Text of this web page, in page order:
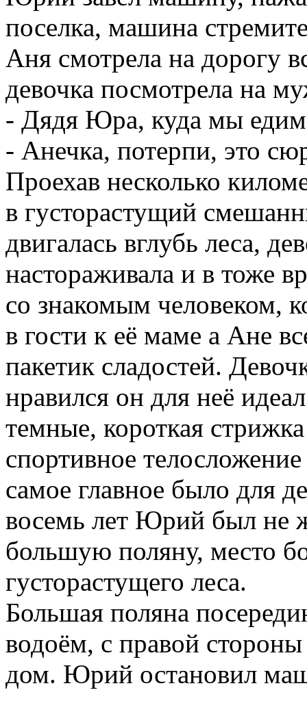
поселка, машина
Аня смотрела на дорогу
девочка посмотрела на
- Дядя Юра, куда мы
- Анечка, потерпи, это
Проехав несколько
в густорастущий
двигалась вглубь леса,
настораживала и в тоже
со знакомым человеком,
в гости к её маме а Ане
пакетик сладостей.
нравился он для неё
темные, короткая
спортивное
самое главное было для
восемь лет Юрий был не
большую поляну, место
густорастущего леса.
Большая поляна
водоём, с правой
дом. Юрий остановил